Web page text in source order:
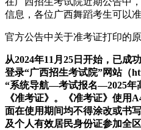
信息，各位广西舞蹈考生可以
官方公告中关于准考证打印的
从2024年11月25日开始，已成
登录“广西招生考试院”网站（
“系统导航—考试报名—2025年
《准考证》。《准考证》使用
面在使用期间均不得涂改或书
及个人有效居民身份证参加全区